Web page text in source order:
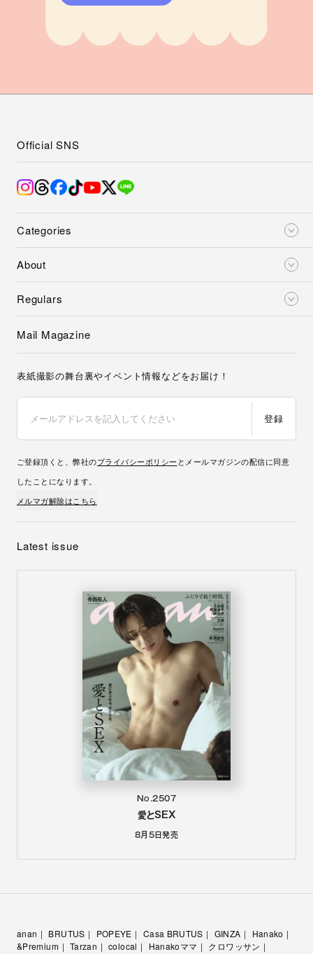
Categories
About
Regulars
Official SNS
Mail Magazine
表紙撮影の舞台裏やイベント情報などをお届け！
登録
ご登録頂くと、弊社のプライバシーポリシー とメールマガジンの配信に同意
したことになります。
メルマガ解除はこちら
Latest issue
No.2507
愛とSEX
8月5日発売
anan BRUTUS POPEYE Casa BRUTUS GINZA
Hanako
&Premium
Tarzan colocal Hanakoママ
クロワッサン